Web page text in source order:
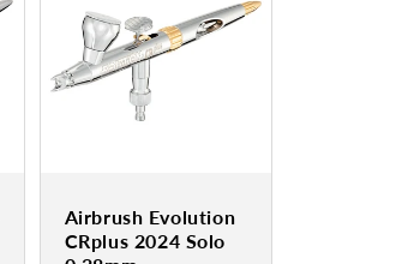
Airbrush Evolution
CRplus 2024 Solo